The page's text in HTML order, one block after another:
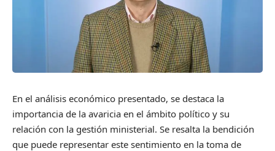
En el análisis económico presentado, se destaca la
importancia de la avaricia en el ámbito político y su
relación con la gestión ministerial. Se resalta la bendición
que puede representar este sentimiento en la toma de